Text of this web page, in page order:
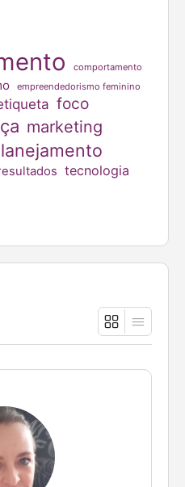
comportamento
empreendedorismo feminino
foco
marketing
tecnologia